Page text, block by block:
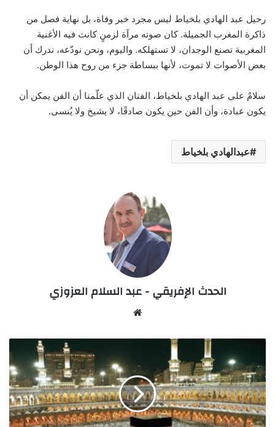
رحيل عبد الهادي بلخياط ليس مجرد خبر وفاة، بل نهاية فصل من
ذاكرة المغرب الجميلة. كان صوته مرآة لزمنٍ كانت فيه الأغنية
المغربية تصنع الوجدان، لا تستهلكه. واليوم، ونحن نودّعه، ندرك أن
بعض الأصوات لا تموت، لأنها ببساطة جزء من روح هذا الوطن.
سلامٌ على عبد الهادي بلخياط، الفنان الذي علّمنا أن الفن يمكن أن
يكون عبادة، وأن الفن حين يكون صادقًا، لا يشيخ ولا يُنسى.
عبدالهادي بلخياط
الحدث الإفريقي - عبد السلام العزوزي
1800
وكالة
سفر
للعمرة
بسبب